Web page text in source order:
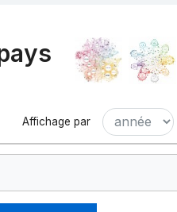
Affichage par